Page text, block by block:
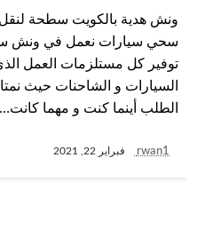
ونش هدية بالكويت سطحة لنقل
سحي سيارات نعمل في ونش
توفير كل مستلزمات العمل
السيارات و الشاحنات حيث
الطلب أينما كنت و مهما كانت…
rwan1 فبراير 22, 2021